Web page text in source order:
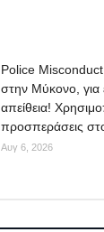
Police
στην Μύκονο, για
απείθεια!
προσπεράσεις
Αυγ 6, 2026